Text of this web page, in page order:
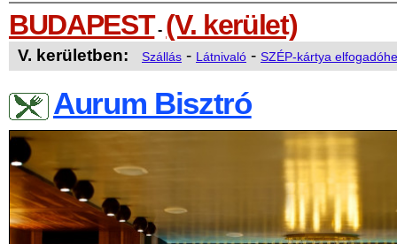
BUDAPEST - (V. kerület)
V. kerületben: Szállás - Látnivaló - SZÉP-kártya
Aurum Bisztró